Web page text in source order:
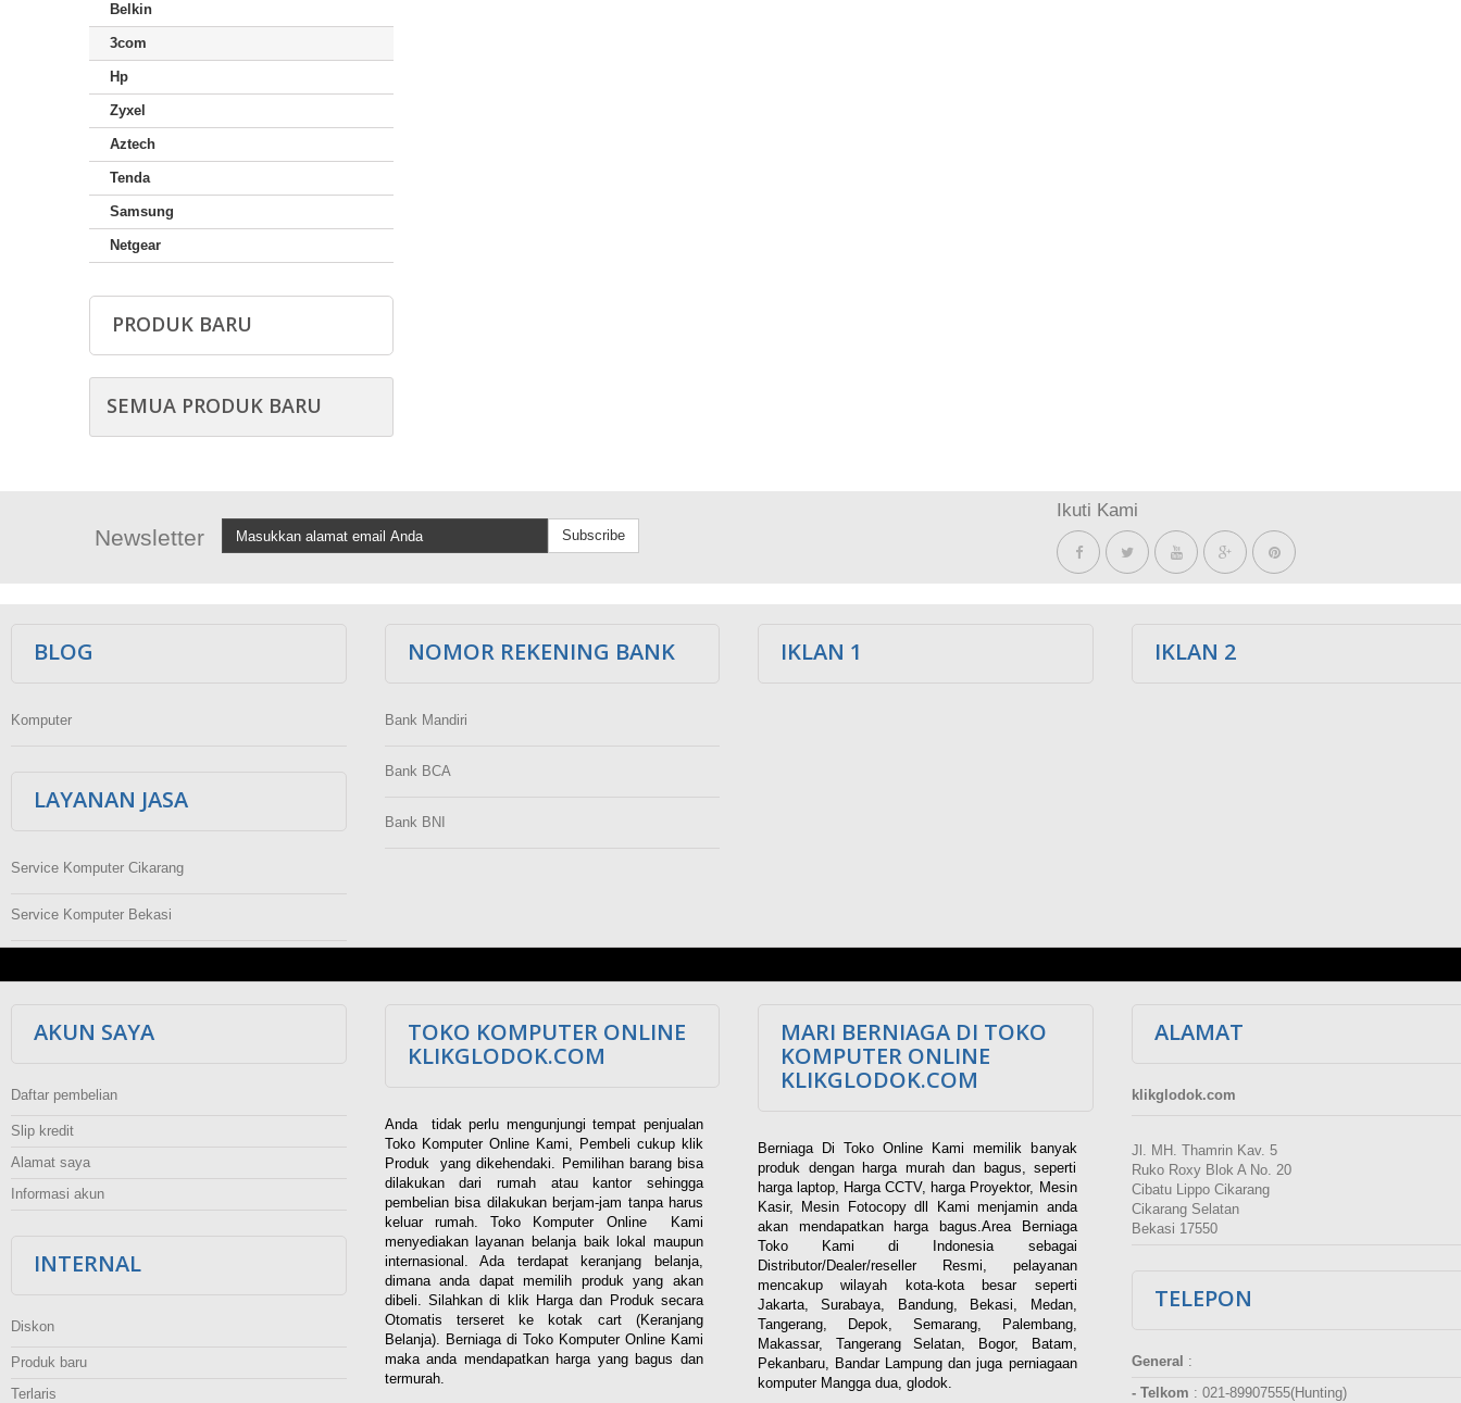
Belkin
3com
Hp
Zyxel
Aztech
Tenda
Samsung
Netgear
PRODUK BARU
SEMUA PRODUK BARU
Newsletter Subscribe
Ikuti Kami
BLOG
Komputer
LAYANAN JASA
Service Komputer Cikarang
Service Komputer Bekasi
NOMOR REKENING BANK
Bank Mandiri
Bank BCA
Bank BNI
IKLAN 1 IKLAN 2
AKUN SAYA
Daftar pembelian
Slip kredit
Alamat saya
Informasi akun
INTERNAL
Diskon
Produk baru
Terlaris
TOKO KOMPUTER ONLINE
KLIKGLODOK.COM
Anda tidak perlu mengunjungi tempat penjualan
Toko Komputer Online Kami, Pembeli cukup klik
Produk yang dikehendaki. Pemilihan barang bisa
dilakukan dari rumah atau kantor sehingga
pembelian bisa dilakukan berjam-jam tanpa harus
keluar rumah. Toko Komputer Online Kami
menyediakan layanan belanja baik lokal maupun
internasional. Ada terdapat keranjang belanja,
dimana anda dapat memilih produk yang akan
dibeli. Silahkan di klik Harga dan Produk secara
Otomatis terseret ke kotak cart (Keranjang
Belanja). Berniaga di Toko Komputer Online Kami
maka anda mendapatkan harga yang bagus dan
termurah.
MARI BERNIAGA DI TOKO
KOMPUTER ONLINE
KLIKGLODOK.COM
Berniaga Di Toko Online Kami memilik banyak
produk dengan harga murah dan bagus, seperti
harga laptop, Harga CCTV, harga Proyektor, Mesin
Kasir, Mesin Fotocopy dll Kami menjamin anda
akan mendapatkan harga bagus.Area Berniaga
Toko Kami di Indonesia sebagai
Distributor/Dealer/reseller Resmi, pelayanan
mencakup wilayah kota-kota besar seperti
Jakarta, Surabaya, Bandung, Bekasi, Medan,
Tangerang, Depok, Semarang, Palembang,
Makassar, Tangerang Selatan, Bogor, Batam,
Pekanbaru, Bandar Lampung dan juga perniagaan
komputer Mangga dua, glodok.
ALAMAT
klikglodok.com
Jl. MH. Thamrin Kav. 5
Ruko Roxy Blok A No. 20
Cibatu Lippo Cikarang
Cikarang Selatan
Bekasi 17550
TELEPON
General :
- Telkom : 021-89907555(Hunting)